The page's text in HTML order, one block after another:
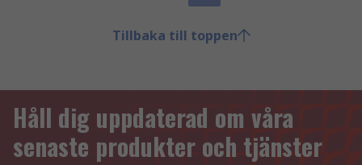
Tillbaka till toppen
Håll dig uppdaterad om våra
senaste produkter och tjänster